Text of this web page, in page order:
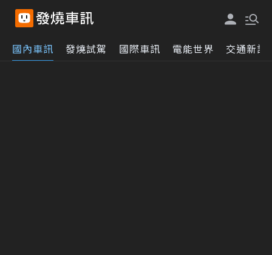
國內車訊 發燒試駕 國際車訊 電能世界 交通新訊